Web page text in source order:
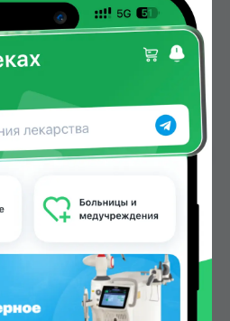
КРЕМ 5%
. можно купить или
Истаравшан, GS
АЗИЗ ВАКО , Аптека + 24/7,
в Душанбе и других